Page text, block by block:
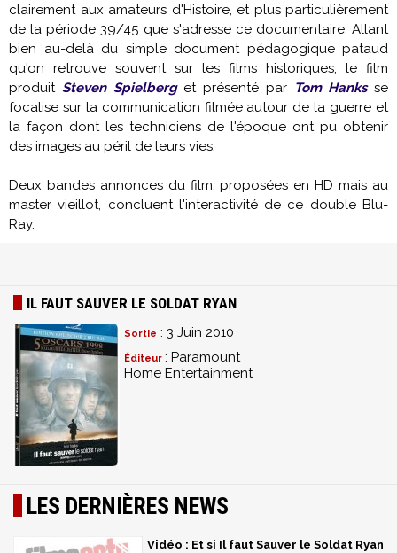
clairement aux amateurs d'Histoire, et plus particulièrement
de la période 39/45 que s'adresse ce documentaire. Allant
bien au-delà du simple document pédagogique pataud
qu'on retrouve souvent sur les films historiques, le film
produit Steven Spielberget présenté par Tom Hanksse
focalise sur la communication filmée autour de la guerre et
la façon dont les techniciens de l'époque ont pu obtenir
des images au péril de leurs vies.
Deux bandes annonces du film, proposées en HD mais au
master vieillot, concluent l'interactivité de ce double Blu-
Ray.
IL FAUT SAUVER LE SOLDAT RYAN
Sortie : 3 Juin 2010
Éditeur : Paramount
Home Entertainment
LES DERNIÈRES NEWS
Vidéo : Et si Il faut Sauver le Soldat Ryan